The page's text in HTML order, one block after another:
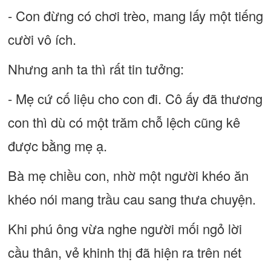
- Con đừng có chơi trèo, mang lấy một tiếng
cười vô ích.
Nhưng anh ta thì rất tin tưởng:
- Mẹ cứ cố liệu cho con đi. Cô ấy đã thương
con thì dù có một trăm chỗ lệch cũng kê
được bằng mẹ ạ.
Bà mẹ chiều con, nhờ một người khéo ăn
khéo nói mang trầu cau sang thưa chuyện.
Khi phú ông vừa nghe người mối ngỏ lời
cầu thân, vẻ khinh thị đã hiện ra trên nét